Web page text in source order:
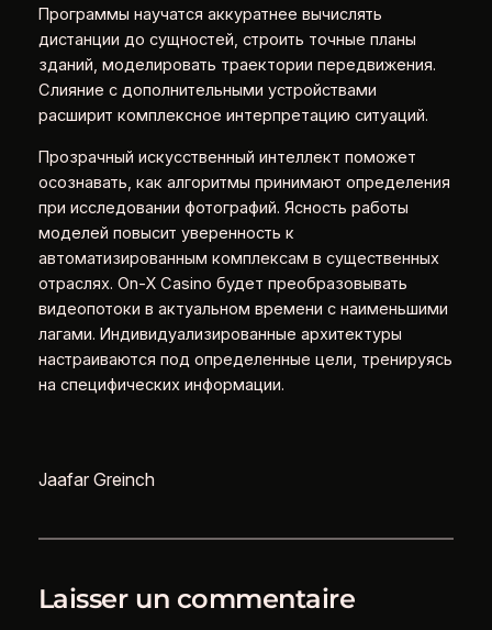
Программы научатся аккуратнее вычислять
дистанции до сущностей, строить точные планы
зданий, моделировать траектории передвижения.
Слияние с дополнительными устройствами
расширит комплексное интерпретацию ситуаций.
Прозрачный искусственный интеллект поможет
осознавать, как алгоритмы принимают определения
при исследовании фотографий. Ясность работы
моделей повысит уверенность к
автоматизированным комплексам в существенных
отраслях. On-X Casino будет преобразовывать
видеопотоки в актуальном времени с наименьшими
лагами. Индивидуализированные архитектуры
настраиваются под определенные цели, тренируясь
на специфических информации.
Jaafar Greinch
Laisser un commentaire